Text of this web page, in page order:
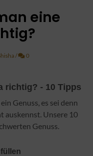
eine
/ Kommentare
0
richtig? - 10 Tipps
Genuss, es sei denn
auskennst. Unsere 10
Genuss.